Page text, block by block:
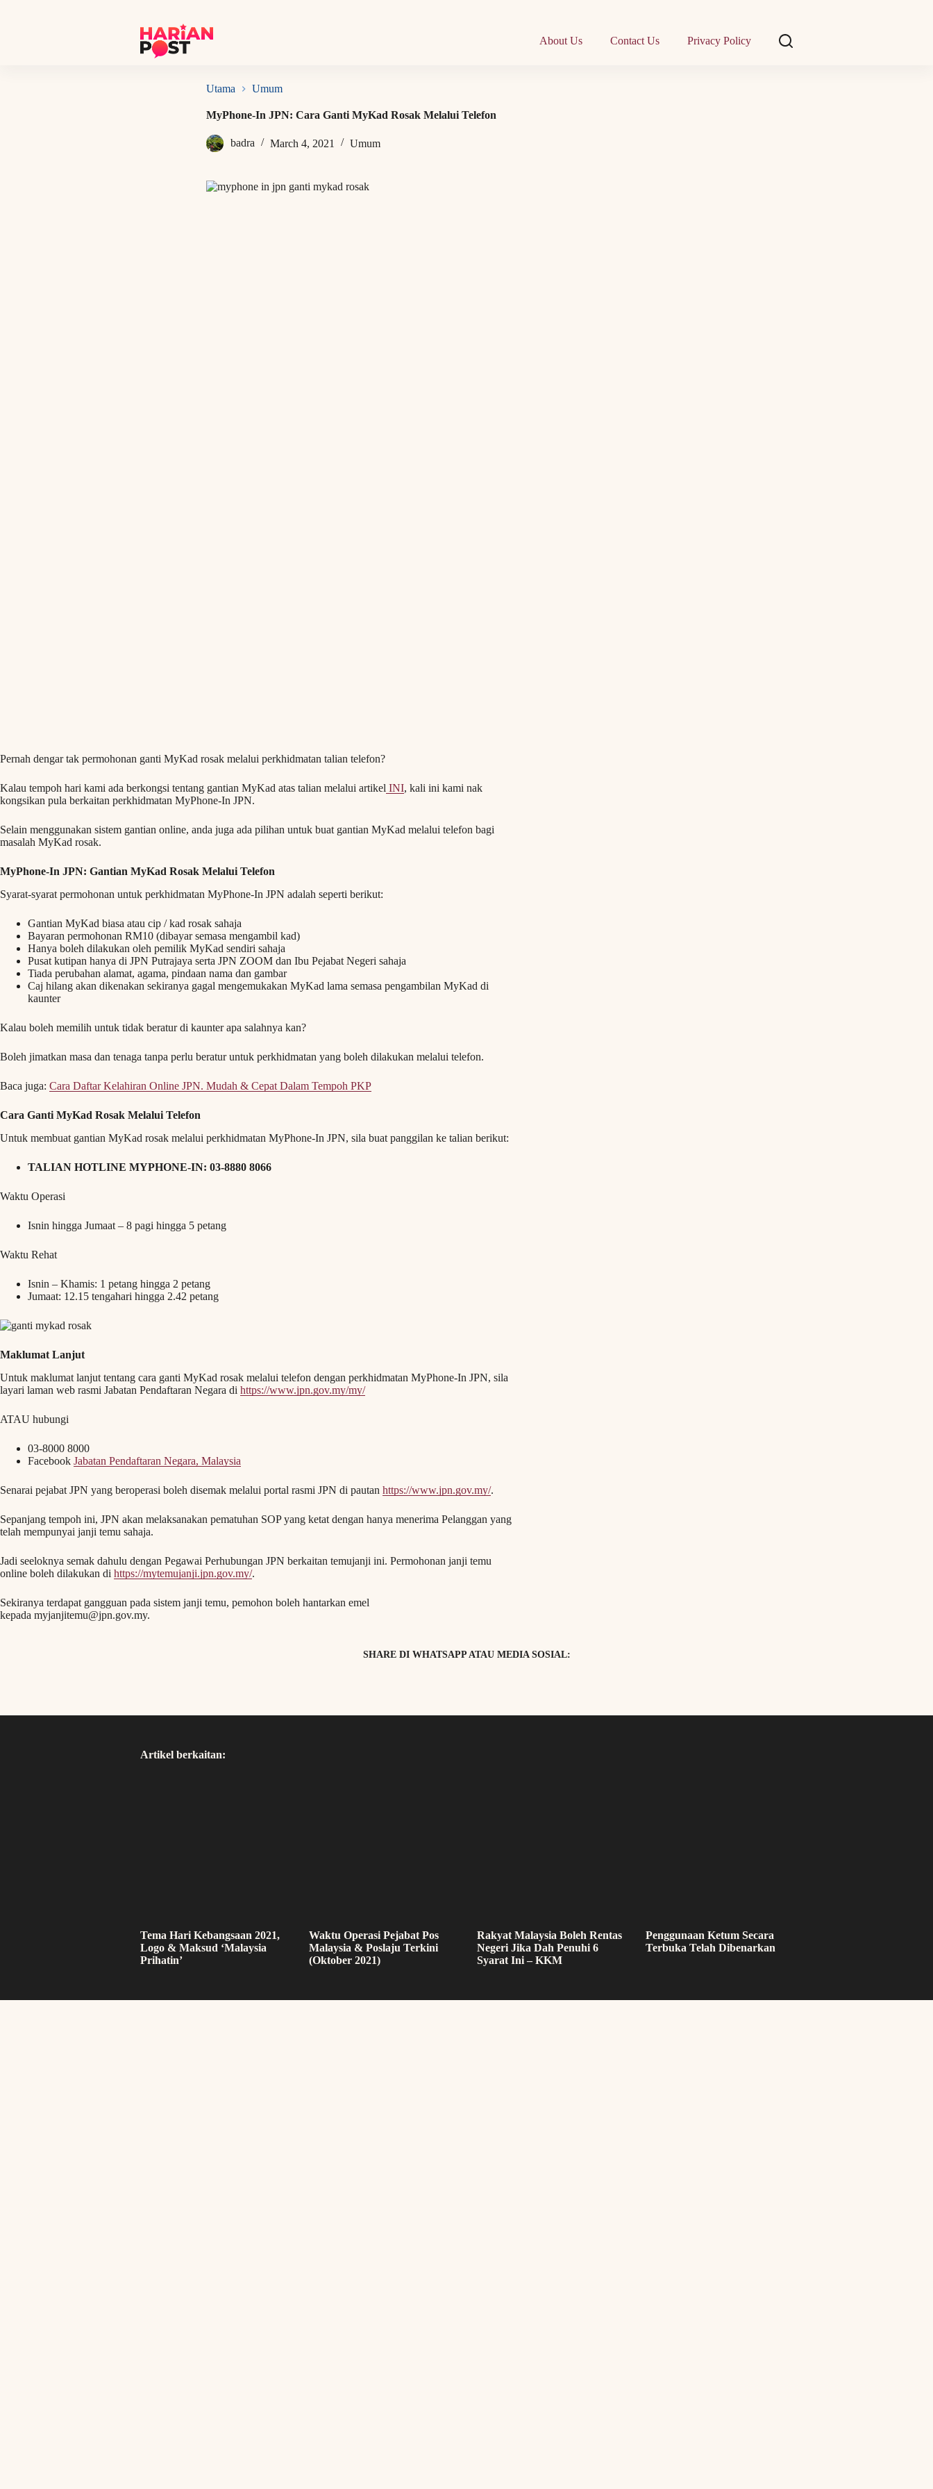
About Us Contact Us Privacy Policy
Utama Umum
MyPhone-In JPN: Cara Ganti MyKad Rosak Melalui Telefon
badra March 4, 2021 Umum
Pernah dengar tak permohonan ganti MyKad rosak melalui perkhidmatan talian telefon?
Kalau tempoh hari kami ada berkongsi tentang gantian MyKad atas talian melalui artikel INI, kali ini kami nak
kongsikan pula berkaitan perkhidmatan MyPhone-In JPN.
Selain menggunakan sistem gantian online, anda juga ada pilihan untuk buat gantian MyKad melalui telefon bagi
masalah MyKad rosak.
MyPhone-In JPN: Gantian MyKad Rosak Melalui Telefon
Syarat-syarat permohonan untuk perkhidmatan MyPhone-In JPN adalah seperti berikut:
Gantian MyKad biasa atau cip / kad rosak sahaja
Bayaran permohonan RM10 (dibayar semasa mengambil kad)
Hanya boleh dilakukan oleh pemilik MyKad sendiri sahaja
Pusat kutipan hanya di JPN Putrajaya serta JPN ZOOM dan Ibu Pejabat Negeri sahaja
Tiada perubahan alamat, agama, pindaan nama dan gambar
Caj hilang akan dikenakan sekiranya gagal mengemukakan MyKad lama semasa pengambilan MyKad di
kaunter
Kalau boleh memilih untuk tidak beratur di kaunter apa salahnya kan?
Boleh jimatkan masa dan tenaga tanpa perlu beratur untuk perkhidmatan yang boleh dilakukan melalui telefon.
Baca juga: Cara Daftar Kelahiran Online JPN. Mudah & Cepat Dalam Tempoh PKP
Cara Ganti MyKad Rosak Melalui Telefon
Untuk membuat gantian MyKad rosak melalui perkhidmatan MyPhone-In JPN, sila buat panggilan ke talian berikut:
TALIAN HOTLINE MYPHONE-IN: 03-8880 8066
Waktu Operasi
Isnin hingga Jumaat – 8 pagi hingga 5 petang
Waktu Rehat
Isnin – Khamis: 1 petang hingga 2 petang
Jumaat: 12.15 tengahari hingga 2.42 petang
Maklumat Lanjut
Untuk maklumat lanjut tentang cara ganti MyKad rosak melalui telefon dengan perkhidmatan MyPhone-In JPN, sila
layari laman web rasmi Jabatan Pendaftaran Negara di https://www.jpn.gov.my/my/
ATAU hubungi
03-8000 8000
Facebook Jabatan Pendaftaran Negara, Malaysia
Senarai pejabat JPN yang beroperasi boleh disemak melalui portal rasmi JPN di pautan https://www.jpn.gov.my/.
Sepanjang tempoh ini, JPN akan melaksanakan pematuhan SOP yang ketat dengan hanya menerima Pelanggan yang
telah mempunyai janji temu sahaja.
Jadi seeloknya semak dahulu dengan Pegawai Perhubungan JPN berkaitan temujanji ini. Permohonan janji temu
online boleh dilakukan di https://mytemujanji.jpn.gov.my/.
Sekiranya terdapat gangguan pada sistem janji temu, pemohon boleh hantarkan emel
kepada myjanjitemu@jpn.gov.my.
SHARE DI WHATSAPP ATAU MEDIA SOSIAL:
Artikel berkaitan:
Tema Hari Kebangsaan 2021,
Logo & Maksud ‘Malaysia
Prihatin’
Waktu Operasi Pejabat Pos
Malaysia & Poslaju Terkini
(Oktober 2021)
Rakyat Malaysia Boleh Rentas
Negeri Jika Dah Penuhi 6
Syarat Ini – KKM
Penggunaan Ketum Secara
Terbuka Telah Dibenarkan